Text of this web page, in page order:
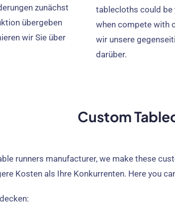
zunächst
übergeben
wir Sie über
tablecloths could
when compete with
wir unsere
darüber.
Custom
runners manufacturer, we make these
Kosten als Ihre Konkurrenten. Here you